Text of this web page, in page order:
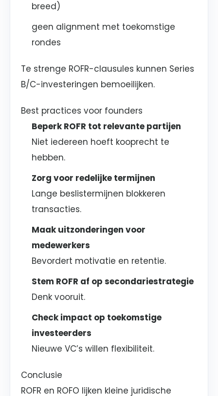
breed)
geen alignment met toekomstige
rondes
Te strenge ROFR-clausules kunnen Series
B/C-investeringen bemoeilijken.
Best practices voor founders
Beperk ROFR tot relevante partijen
Niet iedereen hoeft kooprecht te
hebben.
Zorg voor redelijke termijnen
Lange beslistermijnen blokkeren
transacties.
Maak uitzonderingen voor
medewerkers
Bevordert motivatie en retentie.
Stem ROFR af op secondariestrategie
Denk vooruit.
Check impact op toekomstige
investeerders
Nieuwe VC’s willen flexibiliteit.
Conclusie
ROFR en ROFO lijken kleine juridische